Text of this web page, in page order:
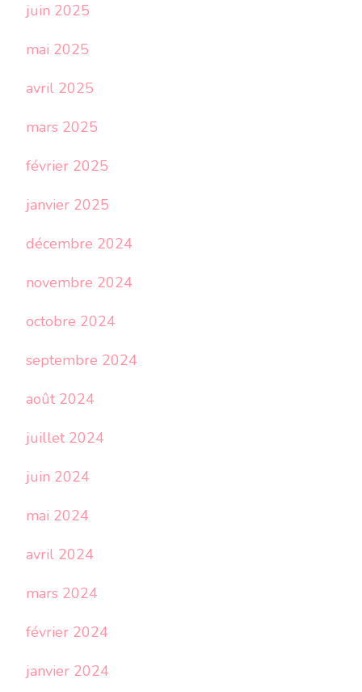
juin 2025
mai 2025
avril 2025
mars 2025
février 2025
janvier 2025
décembre 2024
novembre 2024
octobre 2024
septembre 2024
août 2024
juillet 2024
juin 2024
mai 2024
avril 2024
mars 2024
février 2024
janvier 2024